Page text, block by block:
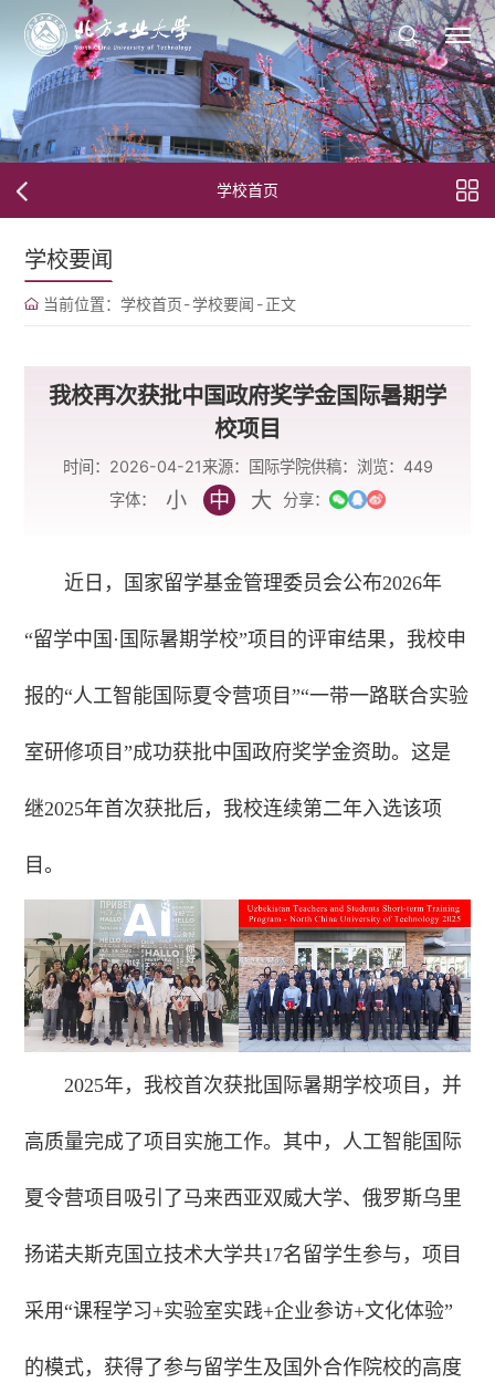
学校首页
学校要闻
当前位置： 学校首页-学校要闻 -正文
我校再次获批中国政府奖学金国际暑期学
校项目
时间：2026-04-21来源：国际学院供稿： 浏览： 449
字体：
小 中 大 分享：
近日，国家留学基金管理委员会公布2026年
“留学中国·国际暑期学校”项目的评审结果，我校申
报的“人工智能国际夏令营项目”“一带一路联合实验
室研修项目”成功获批中国政府奖学金资助。这是
继2025年首次获批后，我校连续第二年入选该项
目。
2025年，我校首次获批国际暑期学校项目，并
高质量完成了项目实施工作。其中，人工智能国际
夏令营项目吸引了马来西亚双威大学、俄罗斯乌里
扬诺夫斯克国立技术大学共17名留学生参与，项目
采用“课程学习+实验室实践+企业参访+文化体验”
的模式，获得了参与留学生及国外合作院校的高度